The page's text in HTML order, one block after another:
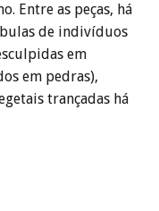
Entre as peças, há
de indivíduos
em
em pedras),
trançadas há